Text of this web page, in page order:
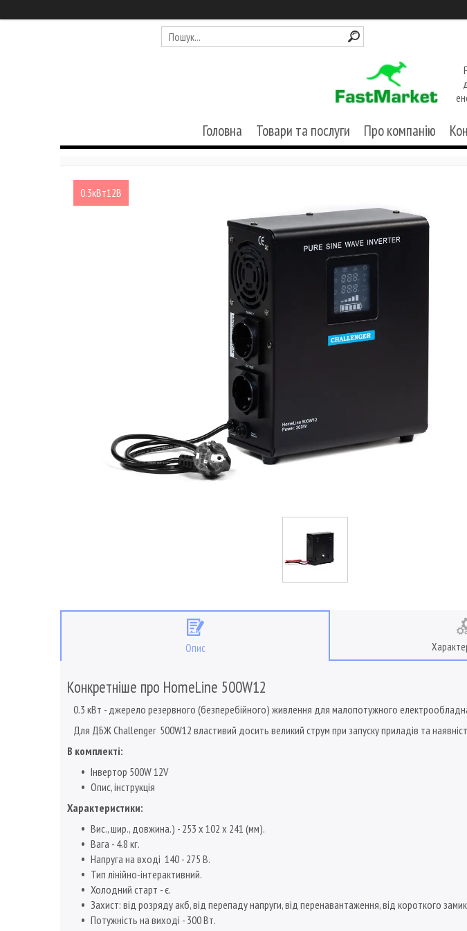
Головна Товари та послуги Про компанію
0.3кВт12В
Опис
Конкретніше про HomeLine 500W12
0.3 кВт - джерело резервного (безперебійного) живлення для малопотужного
Для ДБЖ Challenger 500W12 властивий досить великий струм при запуску приладів та
В комплекті:
Інвертор 500W 12V
Опис, інструкція
Характеристики:
Вис., шир., довжина.) - 253 х 102 х 241 (мм).
Вага - 4.8 кг.
Напруга на вході 140 - 275 В.
Тип лінійно-інтерактивний.
Холодний старт - є.
Захист: від розряду акб, від перепаду напруги, від перенавантаження, від короткого
Потужність на виході - 300 Вт.